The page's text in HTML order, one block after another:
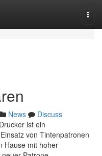
News
Discuss
ist ein
von Tintenpatronen
Hause mit hoher